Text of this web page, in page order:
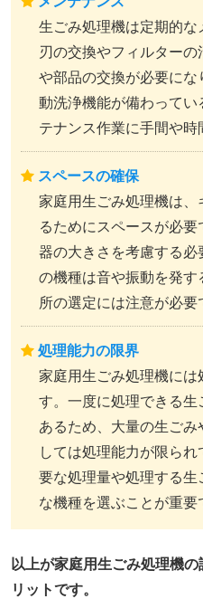
生ごみ処理機は定期的な
刃の交換やフィルター
や部品の交換が必要に
動洗浄機能が備わって
テナンス作業に手間や時
スペースの確保
家庭用生ごみ処理機は
るためにスペースが必
器の大きさを考慮する
の機種は音や振動を発
所の選定には注意が必要
処理能力の限界
家庭用生ごみ処理機には
す。一度に処理できる
あるため、大量の生ご
しては処理能力が限ら
要な処理量や処理する
な機種を選ぶことが重要
以上が家庭用生ごみ処理機
リットです。